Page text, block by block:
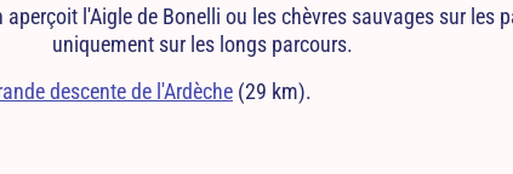
l'Aigle de Bonelli ou les chèvres sauvages sur les
uniquement sur les longs parcours.
descente de l'Ardèche (29 km).